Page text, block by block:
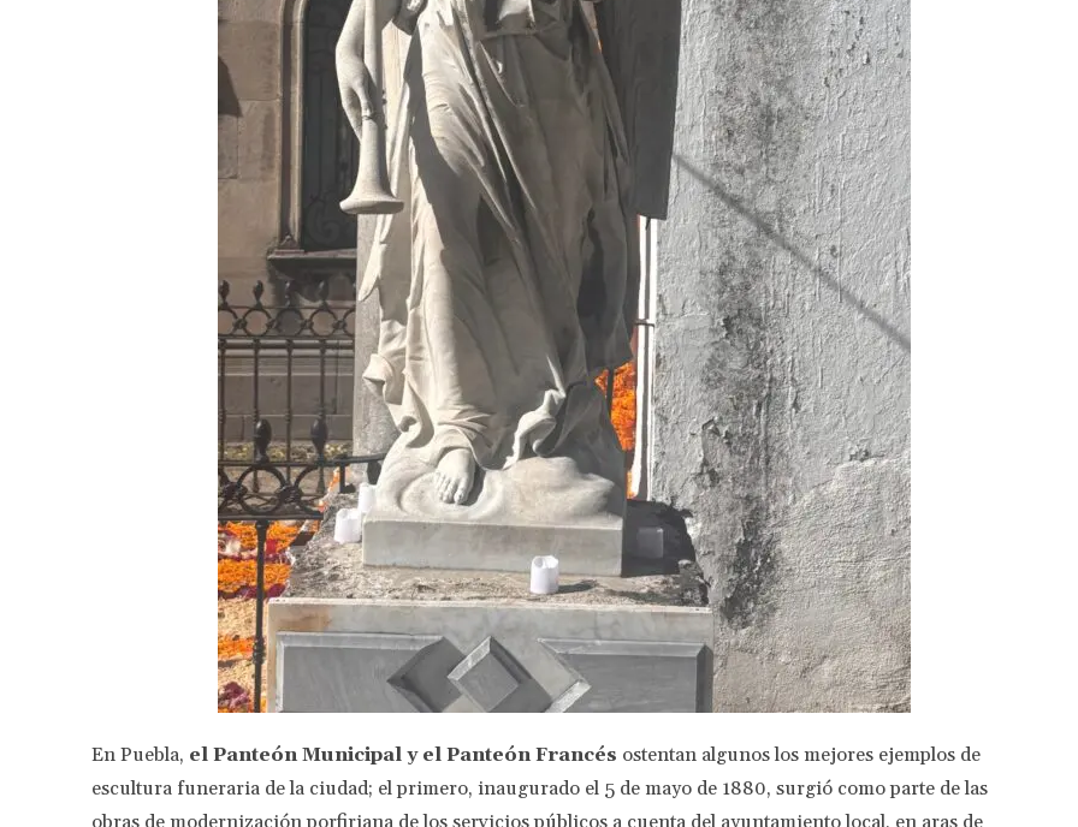
En Puebla, el Panteón Municipal y el Panteón Francés ostentan algunos los mejores ejemplos de
escultura funeraria de la ciudad; el primero, inaugurado el 5 de mayo de 1880, surgió como parte de las
obras de modernización porfiriana de los servicios públicos a cuenta del ayuntamiento local, en aras de